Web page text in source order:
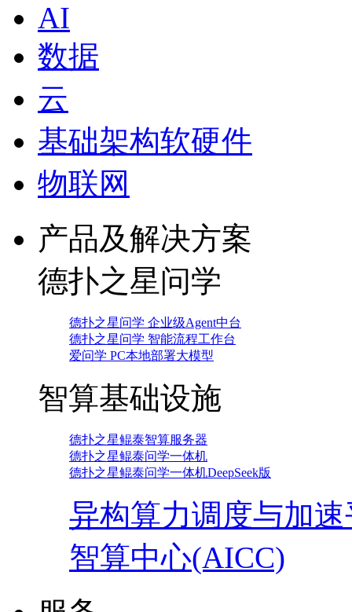
AI
数据
云
基础架构软硬件
物联网
产品及解决方案
德扑之星问学
德扑之星问学 企业级Agent中台
德扑之星问学 智能流程工作台
爱问学 PC本地部署大模型
智算基础设施
德扑之星鲲泰智算服务器
德扑之星鲲泰问学一体机
德扑之星鲲泰问学一体机DeepSeek版
异构算力调度与加
智算中心(AICC)